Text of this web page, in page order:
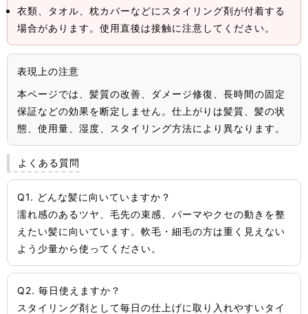
衣類、タオル、枕カバーなどにスタイリング剤が付着する
場合があります。使用直後は接触に注意してください。
表現上の注意
本ページでは、髪質の改善、ダメージ修復、長時間の固定
保証などの効果を断定しません。仕上がりは髪質、髪の状
態、使用量、湿度、スタイリング方法により異なります。
よくある質問
Q1. どんな髪に向いていますか？
濡れ感のあるツヤ、毛先の束感、パーマやクセの動きを整
えたい髪に向いています。軟毛・細毛の方は重く見えない
よう少量から使ってください。
Q2. 毎日使えますか？
スタイリング剤として毎日の仕上げに取り入れやすいタイ